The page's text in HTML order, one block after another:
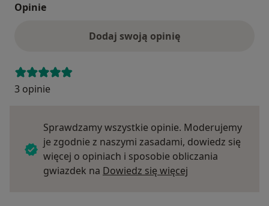
Opinie
Dodaj swoją opinię
3 opinie
Sprawdzamy wszystkie opinie. Moderujemy
je zgodnie z naszymi zasadami, dowiedz się
więcej o opiniach i sposobie obliczania
gwiazdek na Dowiedz się więcej